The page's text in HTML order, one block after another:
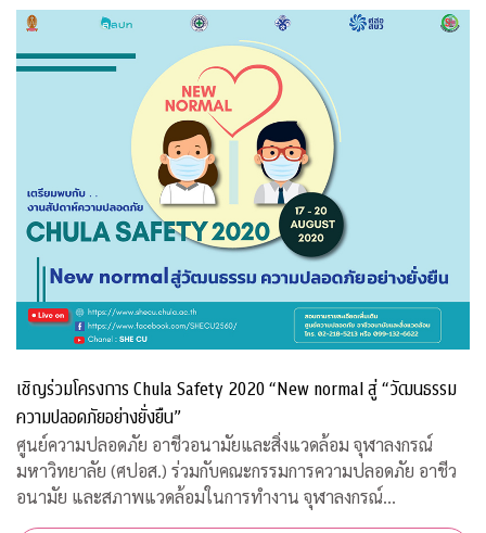
เชิญร่วมโครงการ Chula Safety 2020 “New normal สู่ “วัฒนธรรม
ความปลอดภัยอย่างยั่งยืน”
ศูนย์ความปลอดภัย อาชีวอนามัยและสิ่งแวดล้อม จุฬาลงกรณ์
มหาวิทยาลัย (ศปอส.) ร่วมกับคณะกรรมการความปลอดภัย อาชีว
อนามัย และสภาพแวดล้อมในการทำงาน จุฬาลงกรณ์
มหาวิทยาลัย และภาคีเครือข่าย จัดงาน “Chula Safety 2020